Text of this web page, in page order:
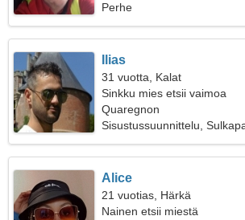
Perhe
Ilias
31 vuotta, Kalat
Sinkku mies etsii vaimoa
Quaregnon
Sisustussuunnittelu,
Alice
21 vuotias, Härkä
Nainen etsii miestä